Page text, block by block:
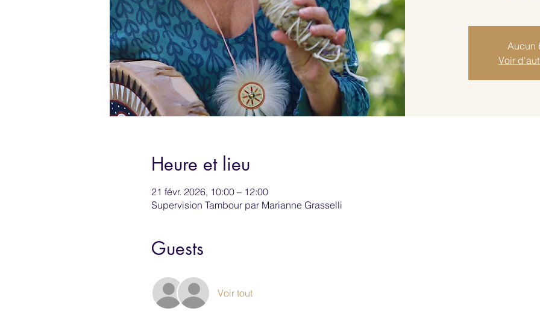
Aucun
Voir
Heure et lieu
21 févr. 2026, 10:00 – 12:00
Supervision Tambour par Marianne Grasselli
Guests
Voir tout